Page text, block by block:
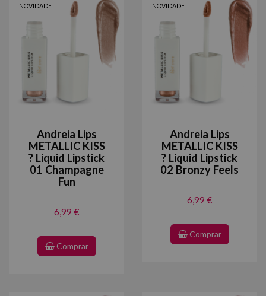
NOVIDADE
Andreia Lips
METALLIC KISS
? Liquid Lipstick
01 Champagne
Fun
6,99 €
Comprar
NOVIDADE
Andreia Lips
METALLIC KISS
? Liquid Lipstick
02 Bronzy Feels
6,99 €
Comprar